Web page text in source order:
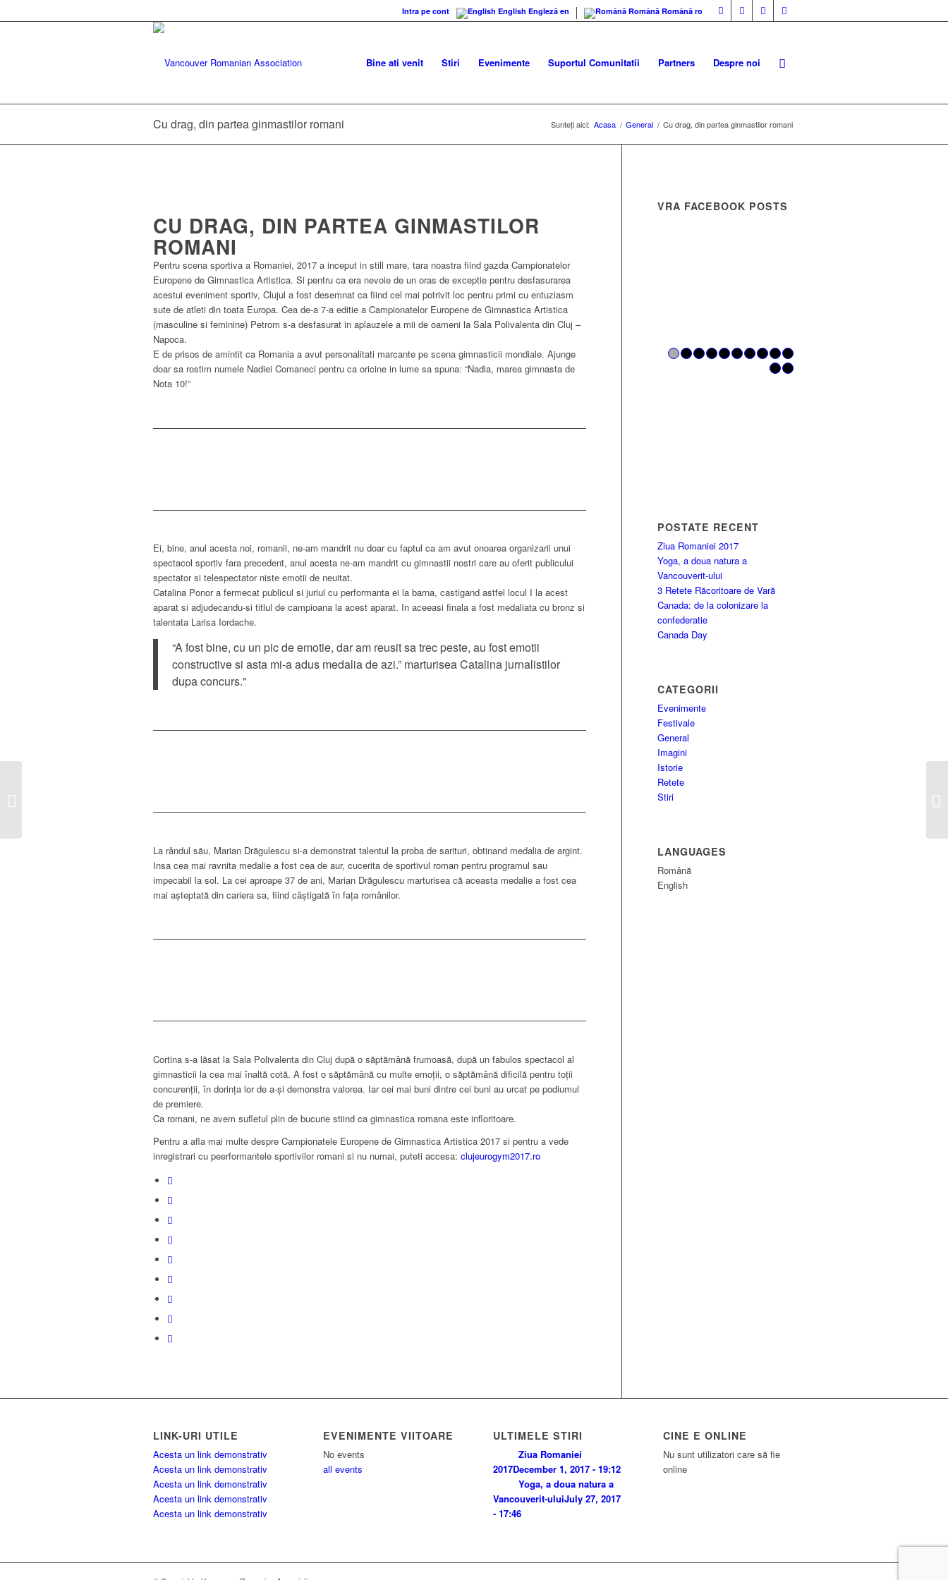
Intra pe cont English Engleză en Română Română ro
Bine ati venit Stiri Evenimente Suportul Comunitatii Partners Despre noi
Cu drag, din partea ginmastilor romani Sunteți aici: Acasa / General / Cu drag, din partea ginmastilor romani
CU DRAG, DIN PARTEA GINMASTILOR
ROMANI
Pentru scena sportiva a Romaniei, 2017 a inceput in still mare, tara noastra fiind gazda Campionatelor
Europene de Gimnastica Artistica. Si pentru ca era nevoie de un oras de exceptie pentru desfasurarea
acestui eveniment sportiv, Clujul a fost desemnat ca fiind cel mai potrivit loc pentru primi cu entuziasm
sute de atleti din toata Europa. Cea de-a 7-a editie a Campionatelor Europene de Gimnastica Artistica
(masculine si feminine) Petrom s-a desfasurat in aplauzele a mii de oameni la Sala Polivalenta din Cluj –
Napoca.
E de prisos de amintit ca Romania a avut personalitati marcante pe scena gimnasticii mondiale. Ajunge
doar sa rostim numele Nadiei Comaneci pentru ca oricine in lume sa spuna: “Nadia, marea gimnasta de
Nota 10!”
Ei, bine, anul acesta noi, romanii, ne-am mandrit nu doar cu faptul ca am avut onoarea organizarii unui
spectacol sportiv fara precedent, anul acesta ne-am mandrit cu gimnastii nostri care au oferit publicului
spectator si telespectator niste emotii de neuitat.
Catalina Ponor a fermecat publicul si juriul cu performanta ei la barna, castigand astfel locul I la acest
aparat si adjudecandu-si titlul de campioana la acest aparat. In aceeasi finala a fost medaliata cu bronz si
talentata Larisa Iordache.
“A fost bine, cu un pic de emotie, dar am reusit sa trec peste, au fost emotii
constructive si asta mi-a adus medalia de azi.” marturisea Catalina jurnalistilor
dupa concurs."
La rândul său, Marian Drăgulescu si-a demonstrat talentul la proba de sarituri, obtinand medalia de argint.
Insa cea mai ravnita medalie a fost cea de aur, cucerita de sportivul roman pentru programul sau
impecabil la sol. La cei aproape 37 de ani, Marian Drăgulescu marturisea că aceasta medalie a fost cea
mai aşteptată din cariera sa, fiind câştigată în faţa românilor.
Cortina s-a lăsat la Sala Polivalenta din Cluj după o săptămână frumoasă, după un fabulos spectacol al
gimnasticii la cea mai înaltă cotă. A fost o săptămână cu multe emoții, o săptămână dificilă pentru toții
concurenții, în dorința lor de a-și demonstra valorea. Iar cei mai buni dintre cei buni au urcat pe podiumul
de premiere.
Ca romani, ne avem sufletul plin de bucurie stiind ca gimnastica romana este infloritoare.
Pentru a afla mai multe despre Campionatele Europene de Gimnastica Artistica 2017 si pentru a vede
inregistrari cu peerformantele sportivilor romani si nu numai, puteti accesa: clujeurogym2017.ro
VRA FACEBOOK POSTS
1 2 3 4
POSTATE RECENT
Ziua Romaniei 2017
Yoga, a doua natura a
Vancouverit-ului
3 Retete Răcoritoare de Vară
Canada: de la colonizare la
confederatie
Canada Day
CATEGORII
Evenimente
Festivale
General
Imagini
Istorie
Retete
Stiri
LANGUAGES
Română
English
LINK-URI UTILE
Acesta un link demonstrativ
Acesta un link demonstrativ
Acesta un link demonstrativ
Acesta un link demonstrativ
Acesta un link demonstrativ
EVENIMENTE VIITOARE
No events
all events
ULTIMELE STIRI
Ziua Romaniei
2017December 1, 2017 - 19:12
Yoga, a doua natura a
Vancouverit-uluiJuly 27, 2017
- 17:46
CINE E ONLINE
Nu sunt utilizatori care să fie
online